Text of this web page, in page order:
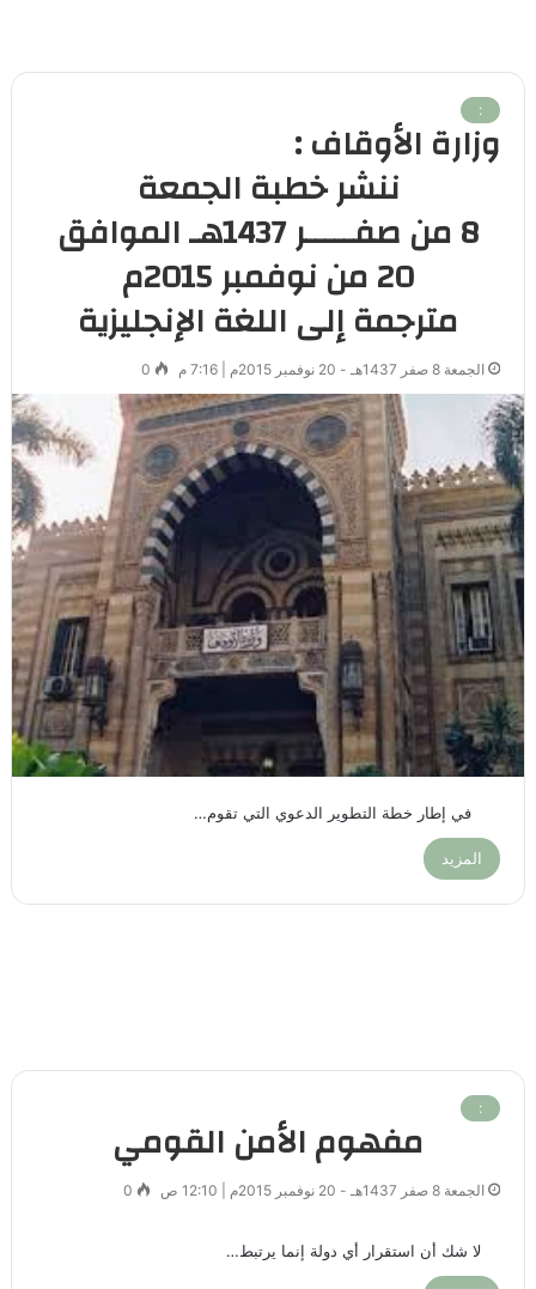
:
وزارة الأوقاف :
ننشر خطبة الجمعة
8 من صفـــــر 1437هـ الموافق
20 من نوفمبر 2015م
مترجمة إلى اللغة الإنجليزية
الجمعة 8 صفر 1437هـ - 20 نوفمبر 2015م | 7:16 م 0
في إطار خطة التطوير الدعوي التي تقوم…
المزيد
:
مفهوم الأمن القومي
الجمعة 8 صفر 1437هـ - 20 نوفمبر 2015م | 12:10 ص 0
لا شك أن استقرار أي دولة إنما يرتبط…